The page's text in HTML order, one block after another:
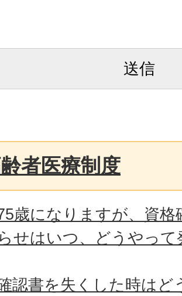
者医療制度
歳になりますが、資
せはいつ、どうやっ
認書を失くした時は